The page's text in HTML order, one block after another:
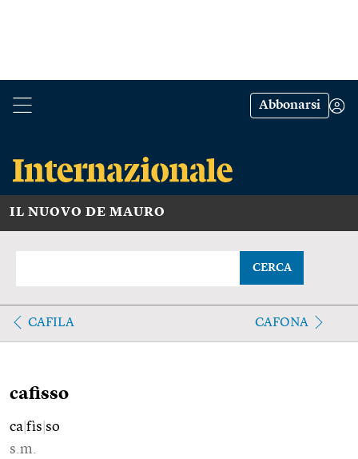
Abbonarsi
IL NUOVO DE MAURO
CERCA
CAFILA CAFONA
cafisso
ca fìs so
s.m.